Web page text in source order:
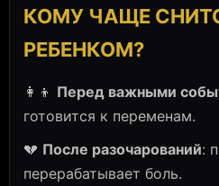
КОМУ ЧАЩЕ
РЕБЕНКОМ?
👩‍👦 Перед важными
готовится к переменам.
💔 После разочарований:
перерабатывает боль.